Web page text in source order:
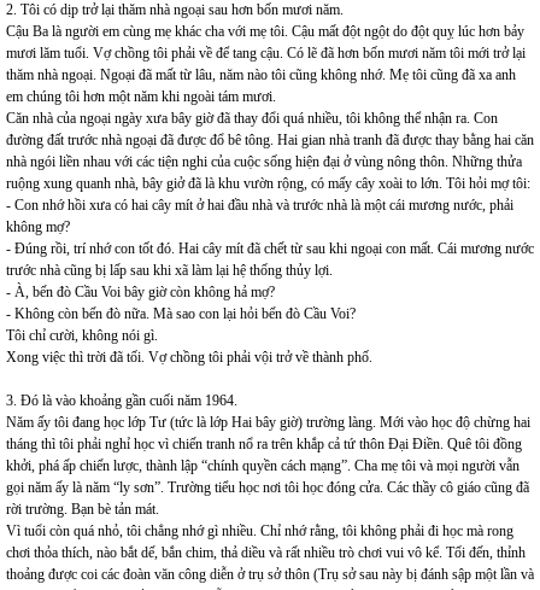
2. Tôi có dịp trở lại thăm nhà ngoại sau hơn bốn mươi năm.
Cậu Ba là người em cùng mẹ khác cha với mẹ tôi. Cậu mất đột ngột do đột quỵ lúc hơn bảy
mươi lăm tuổi. Vợ chồng tôi phải về để tang cậu. Có lẽ đã hơn bốn mươi năm tôi mới trở lại
thăm nhà ngoại. Ngoại đã mất từ lâu, năm nào tôi cũng không nhớ. Mẹ tôi cũng đã xa anh
em chúng tôi hơn một năm khi ngoài tám mươi.
Căn nhà của ngoại ngày xưa bây giờ đã thay đổi quá nhiều, tôi không thể nhận ra. Con
đường đất trước nhà ngoại đã được đổ bê tông. Hai gian nhà tranh đã được thay bằng hai căn
nhà ngói liền nhau với các tiện nghi của cuộc sống hiện đại ở vùng nông thôn. Những thửa
ruộng xung quanh nhà, bây giở đã là khu vườn rộng, có mấy cây xoài to lớn. Tôi hỏi mợ tôi:
- Con nhớ hồi xưa có hai cây mít ở hai đầu nhà và trước nhà là một cái mương nước, phải
không mợ?
- Đúng rồi, trí nhớ con tốt đó. Hai cây mít đã chết từ sau khi ngoại con mất. Cái mương nước
trước nhà cũng bị lấp sau khi xã làm lại hệ thống thủy lợi.
- À, bến đò Cầu Voi bây giờ còn không hả mợ?
- Không còn bến đò nữa. Mà sao con lại hỏi bến đò Cầu Voi?
Tôi chỉ cười, không nói gì.
Xong việc thì trời đã tối. Vợ chồng tôi phải vội trở về thành phố.
3. Đó là vào khoảng gần cuối năm 1964.
Năm ấy tôi đang học lớp Tư (tức là lớp Hai bây giờ) trường làng. Mới vào học độ chừng hai
tháng thì tôi phải nghỉ học vì chiến tranh nổ ra trên khắp cả tứ thôn Đại Điền. Quê tôi đồng
khởi, phá ấp chiến lược, thành lập “chính quyền cách mạng”. Cha mẹ tôi và mọi người vẫn
gọi năm ấy là năm “ly sơn”. Trường tiểu học nơi tôi học đóng cửa. Các thầy cô giáo cũng đã
rời trường. Bạn bè tản mát.
Vì tuổi còn quá nhỏ, tôi chẳng nhớ gì nhiều. Chỉ nhớ rằng, tôi không phải đi học mà rong
chơi thỏa thích, nào bắt dế, bắn chim, thả diều và rất nhiều trò chơi vui vô kể. Tối đến, thỉnh
thoảng được coi các đoàn văn công diễn ở trụ sở thôn (Trụ sở sau này bị đánh sập một lần và